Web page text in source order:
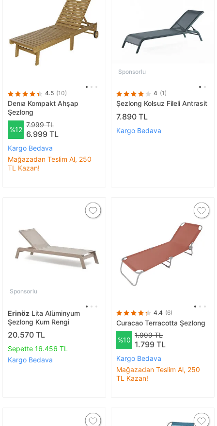
4.5 (10)
Denıa Kompakt Ahşap
Şezlong
%12
7.999 TL
6.999 TL
Kargo Bedava
Mağazadan Teslim Al, 250
TL Kazan!
Sponsorlu
4 (1)
Şezlong Kolsuz Fileli Antrasit
7.890 TL
Kargo Bedava
Sponsorlu
Erinöz Lita Alüminyum
Şezlong Kum Rengi
20.570 TL
Sepette 16.456 TL
Kargo Bedava
4.4 (6)
Curacao Terracotta Şezlong
%10
1.999 TL
1.799 TL
Kargo Bedava
Mağazadan Teslim Al, 250
TL Kazan!